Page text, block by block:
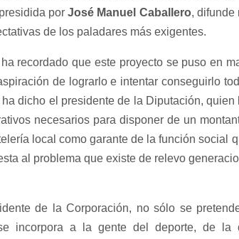
porJosé Manuel Caballero, difunde
de los paladares más exigentes.
recordado que este proyecto se puso en
de lograrlo e intentar conseguirlo
dicho el presidente de la Diputación,
necesarios para disponer de un
local como garante de la función social
al problema que existe de relevo
de la Corporación, no sólo se
incorpora a la gente del deporte, de